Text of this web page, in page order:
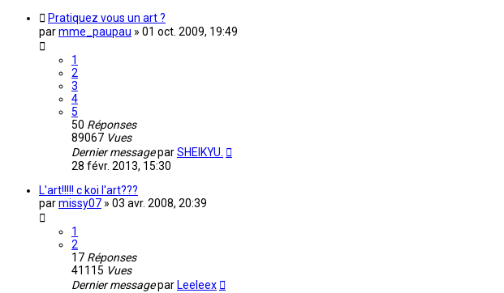
Pratiquez vous un art ?
parmme_paupau » 01 oct. 2009, 19:49
1
2
3
4
5
50 Réponses
89067 Vues
Dernier messageparSHEIKYU.
28 févr. 2013, 15:30
L'art!!!!! c koi l'art???
parmissy07 » 03 avr. 2008, 20:39
1
2
17 Réponses
41115 Vues
Dernier messagepar Leeleex